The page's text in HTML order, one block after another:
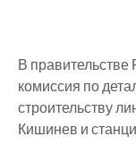
В
комиссия по
строительству
Кишинев и